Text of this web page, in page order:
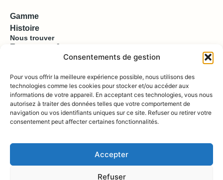
Consentements de gestion
Pour vous offrir la meilleure expérience possible, nous utilisons des
technologies comme les cookies pour stocker et/ou accéder aux
informations de votre appareil. En acceptant ces technologies, vous nous
autorisez à traiter des données telles que votre comportement de
navigation ou vos identifiants uniques sur ce site. Refuser ou retirer votre
consentement peut affecter certaines fonctionnalités.
Accepter
Refuser
Gamme
Histoire
Nous trouver
Espace pro & presse
EN SAVOIR PLUS
Contact
Compte
Boutique